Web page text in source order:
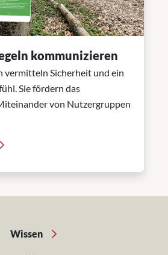
kommunizieren
vermitteln Sicherheit und ein
Sie fördern das
von Nutzergruppen
Wissen